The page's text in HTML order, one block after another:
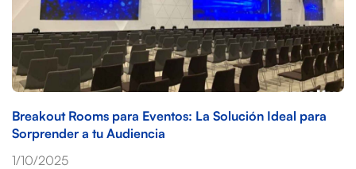
Breakout Rooms para Eventos: La Solución Ideal para
Sorprender a tu Audiencia
1/10/2025